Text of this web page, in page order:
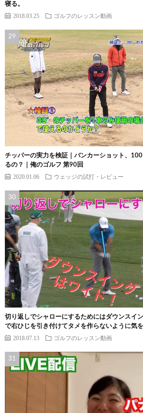
寝る。
2018.03.25 ゴルフのレッスン動画
チッパーの実力を検証｜バンカーショット、
るの？｜俺のゴルフ 第90回
2020.01.06 ウェッジの試打・レビュー
切り返しでシャローにするためにはダウンスイ
で右ひじを引き付けてタメを作らないように気を
2018.07.13 ゴルフのレッスン動画